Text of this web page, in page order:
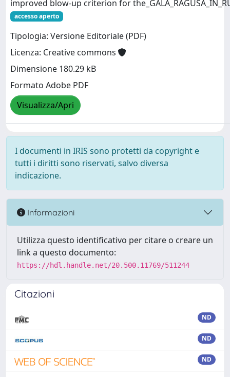
improved blow-up criterion for
accesso aperto
Tipologia: Versione Editoriale (PDF)
Licenza: Creative commons
Dimensione 180.29 kB
Formato Adobe PDF
Visualizza/Apri
I documenti in IRIS sono protetti da copyright e
tutti i diritti sono riservati, salvo diversa
indicazione.
Informazioni
Utilizza questo identificativo per citare o creare un
link a questo documento:
https://hdl.handle.net/20.500.11769/511244
Citazioni
ND
ND
ND